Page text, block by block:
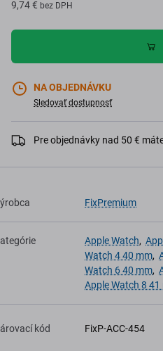
9,74 € bez DPH
NA OBJEDNÁVKU
Sledovať dostupnosť
Pre objednávky nad 50 €
FixPremium
Apple Watch,
Watch 4 40 mm,
Watch 6 40 mm,
Apple Watch 8 41
kód FixP-ACC-454